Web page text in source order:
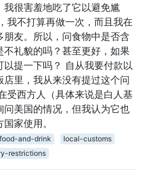
我很害羞地吃了它以避免尴
我不打算再做一次，而且我在
朋友。所以，问食物中是否含
不礼貌的吗？甚至更好，如果
以提一下吗？ 自从我要付款以
店里，我从来没有提过这个问
受西方人（具体来说是白人基
问美国的情况，但我认为它也
家使用。
food-and-drink
local-customs
restrictions